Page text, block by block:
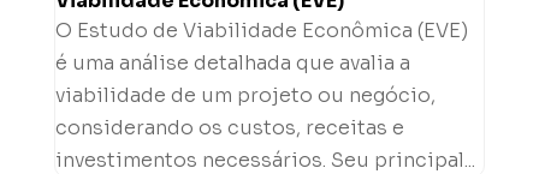
O Estudo de Viabilidade Econômica (EVE)
é uma análise detalhada que avalia a
viabilidade de um projeto ou negócio,
considerando os custos, receitas e
investimentos necessários. Seu principal...